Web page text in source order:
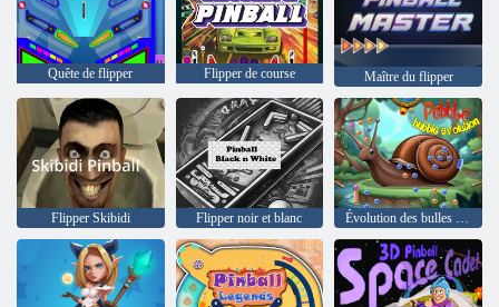
Quête de flipper Flipper de course Maître du flipper
Flipper Skibidi Flipper noir et blanc Évolution des bulles de galets